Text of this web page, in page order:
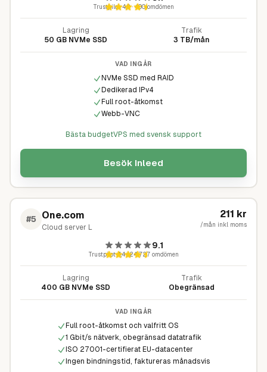
Trustpilot4,9· 400omdömen
Lagring
50 GB NVMe SSD
Trafik
3 TB/mån
VAD INGÅR
NVMe SSD med RAID
Dedikerad IPv4
Full root-åtkomst
Webb-VNC
Bästa budgetVPS med svensk support
Besök Inleed
#5 One.com
Cloud server L
211 kr
/mån inkl moms
9.1
Trustpilot4,4· 24 727omdömen
Lagring
400 GB NVMe SSD
Trafik
Obegränsad
VAD INGÅR
Full root-åtkomst och valfritt OS
1 Gbit/s nätverk, obegränsad datatrafik
ISO 27001-certifierat EU-datacenter
Ingen bindningstid, faktureras månadsvis